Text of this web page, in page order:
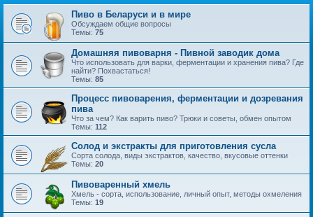
Пиво в Беларуси и в мире
Обсуждаем общие вопросы
Темы: 75
Домашняя пивоварня - Пивной заводик дома
Что использовать для варки, ферментации и хранения пива? Где
найти? Похвастаться!
Темы: 85
Процесс пивоварения, ферментации и дозревания
пива
Что за чем? Как варить пиво? Трюки и советы, обмен опытом
Темы: 112
Солод и экстракты для приготовления сусла
Сорта солода, виды экстрактов, качество, вкусовые оттенки
Темы: 20
Пивоваренный хмель
Хмель - сорта, использование, личный опыт, методы охмеления
Темы: 19